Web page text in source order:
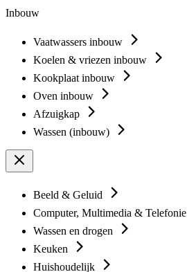
Inbouw
Vaatwassers inbouw
Koelen & vriezen inbouw
Kookplaat inbouw
Oven inbouw
Afzuigkap
Wassen (inbouw)
Beeld & Geluid
Computer, Multimedia & Telefonie
Wassen en drogen
Keuken
Huishoudelijk